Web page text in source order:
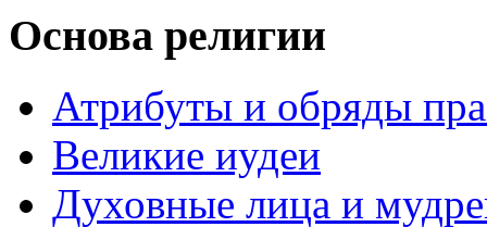
Основа религии
Атрибуты и обряды
Великие иудеи
Духовные лица и